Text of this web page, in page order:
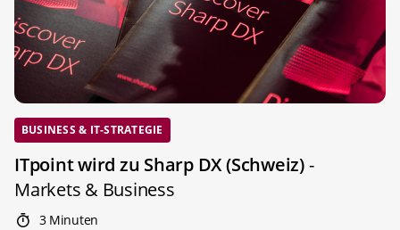
BUSINESS & IT-STRATEGIE
ITpoint wird zu Sharp DX (Schweiz)-
Markets & Business
3 Minuten